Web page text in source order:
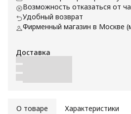
Возможность отказаться от
Удобный возврат
Фирменный магазин в Москве
Доставка
О товаре Характеристики